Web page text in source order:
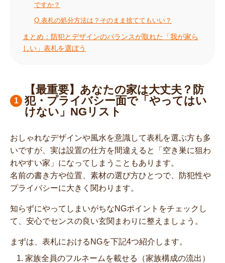
ですか？
Q.表札の処分方法は？そのまま捨ててもいい？
まとめ：防犯とデザインのバランスが取れた「我が家ら
しい」表札を選ぼう
【最重要】あなたの家は大丈夫？防
犯・プライバシー面で「やってはい
けない」NGリスト
おしゃれなデザインや風水を意識して表札を選ぶ方も多
いですが、実は設置の仕方を間違えると「空き巣に狙わ
れやすい家」になってしまうこともあります。
名前の書き方や位置、素材の選び方ひとつで、防犯性や
プライバシーに大きく関わります。
知らずにやってしまいがちなNGポイントをチェックし
て、安心でセンスの良い玄関まわりに整えましょう。
まずは、表札におけるNGを下記4つ紹介します。
家族全員のフルネームを載せる（家族構成の流出）